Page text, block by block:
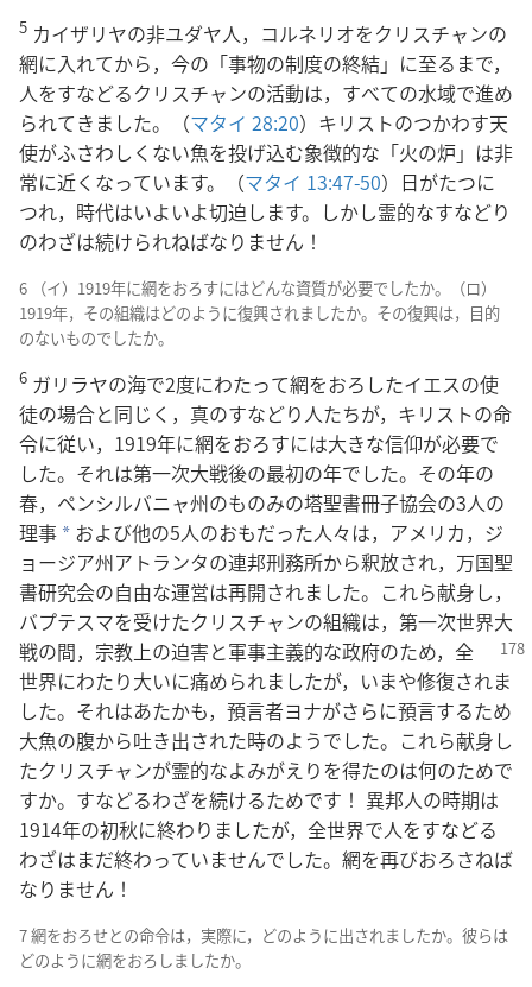
5 カイザリヤの非ユダヤ人，コルネリオをクリスチャンの
網に入れてから，今の「事物の制度の終結」に至るまで，
人をすなどるクリスチャンの活動は，すべての水域で進め
られてきました。（マタイ 28:20）キリストのつかわす天
使がふさわしくない魚を投げ込む象徴的な「火の炉」は非
常に近くなっています。（マタイ 13:47-50）日がたつに
つれ，時代はいよいよ切迫します。しかし霊的なすなどり
のわざは続けられねばなりません！
6 （イ）1919年に網をおろすにはどんな資質が必要でしたか。（ロ）
1919年，その組織はどのように復興されましたか。その復興は，目的
のないものでしたか。
6 ガリラヤの海で2度にわたって網をおろしたイエスの使
徒の場合と同じく，真のすなどり人たちが，キリストの命
令に従い，1919年に網をおろすには大きな信仰が必要で
した。それは第一次大戦後の最初の年でした。その年の
春，ペンシルバニャ州のものみの塔聖書冊子協会の3人の
理事 a および他の5人のおもだった人々は，アメリカ，ジ
ョージア州アトランタの連邦刑務所から釈放され，万国聖
書研究会の自由な運営は再開されました。これら献身し，
バプテスマを受けたクリスチャンの組織は，第一次世界大
戦の間，宗教上の迫害と軍事主義的な政府のため，全
世界にわたり大いに痛められましたが，いまや修復されま
した。それはあたかも，預言者ヨナがさらに預言するため
大魚の腹から吐き出された時のようでした。これら献身し
たクリスチャンが霊的なよみがえりを得たのは何のためで
すか。すなどるわざを続けるためです！ 異邦人の時期は
1914年の初秋に終わりましたが，全世界で人をすなどる
わざはまだ終わっていませんでした。網を再びおろさねば
なりません！
7 網をおろせとの命令は，実際に，どのように出されましたか。彼らは
どのように網をおろしましたか。